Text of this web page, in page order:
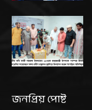
জনপ্রিয় পোষ্ট